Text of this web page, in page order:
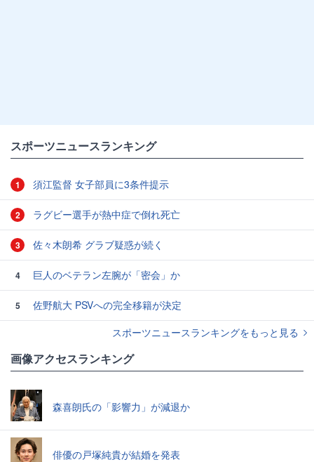
スポーツニュースランキング
1 須江監督 女子部員に3条件提示
2 ラグビー選手が熱中症で倒れ死亡
3 佐々木朗希 グラブ疑惑が続く
4 巨人のベテラン左腕が「密会」か
5
佐野航大 PSVへの完全移籍が決定
スポーツニュースランキングをもっと見る
画像アクセスランキング
森喜朗氏の「影響力」が減退か
俳優の戸塚純貴が結婚を発表